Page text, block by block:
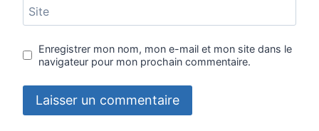
Site
Enregistrer mon nom, mon e-mail et mon site dans le
navigateur pour mon prochain commentaire.